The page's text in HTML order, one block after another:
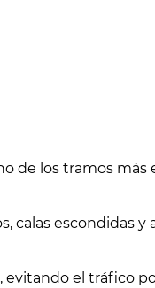
de los tramos más
escondidas y
evitando el tráfico